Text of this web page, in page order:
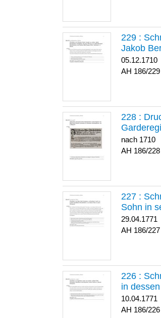
229 :
Jakob
05.12.1710
186/229
228 :
nach 1710
186/228
227 :
Sohn in
29.04.1771
186/227
226 :
in
10.04.1771
186/226